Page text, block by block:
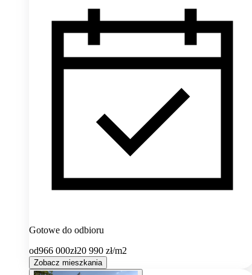
Gotowe do odbioru
od966 000zł20 990 zł/m2
Zobacz mieszkania